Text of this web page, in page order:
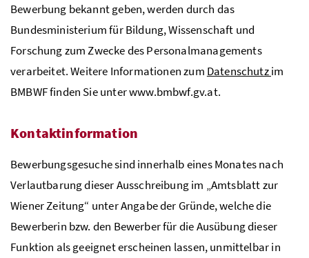
Bewerbung bekannt geben, werden durch das
Bundesministerium für Bildung, Wissenschaft und
Forschung zum Zwecke des Personalmanagements
verarbeitet. Weitere Informationen zum Datenschutzim
BMBWFfinden Sie unter www.bmbwf.gv.at.
Kontaktinformation
Bewerbungsgesuche sind innerhalb eines Monates nach
Verlautbarung dieser Ausschreibung im „Amtsblatt zur
Wiener Zeitung“ unter Angabe der Gründe, welche die
Bewerberin bzw. den Bewerber für die Ausübung dieser
Funktion als geeignet erscheinen lassen, unmittelbar in